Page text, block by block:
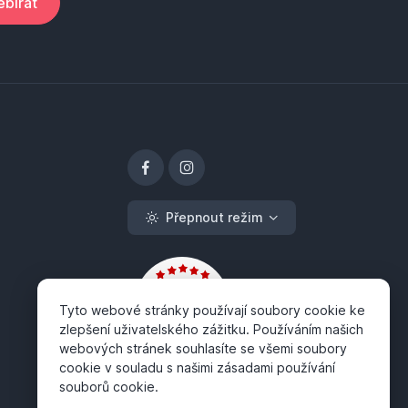
Přepnout režim
Tyto webové stránky používají soubory cookie ke
zlepšení uživatelského zážitku. Používáním našich
webových stránek souhlasíte se všemi soubory
cookie v souladu s našimi zásadami používání
souborů cookie.